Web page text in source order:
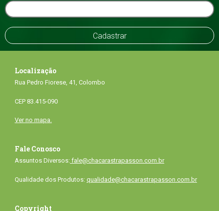
Localização
Rua Pedro Fiorese, 41, Colombo
CEP 83.415-090
Ver no mapa.
Fale Conosco
Assuntos Diversos: fale@chacarastrapasson.com.br
Qualidade dos Produtos: qualidade@chacarastrapasson.com.br
Copyright